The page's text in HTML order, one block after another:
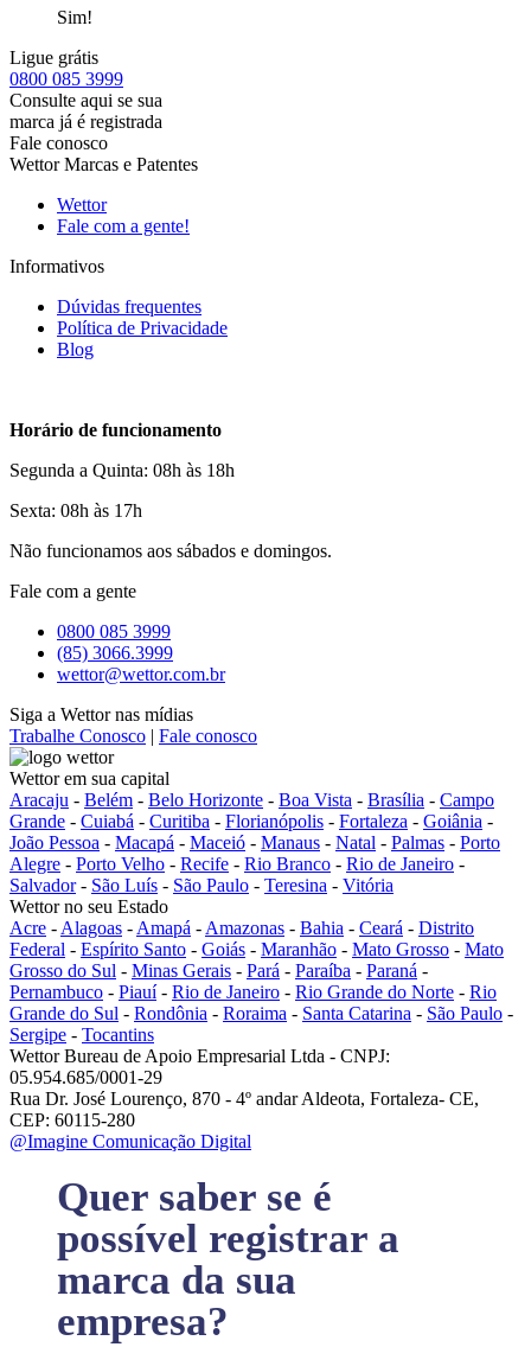
Sim!
Ligue grátis
0800 085 3999
Consulte aqui se sua
marca já é registrada
Fale conosco
Wettor Marcas e Patentes
Wettor
Fale com a gente!
Informativos
Dúvidas frequentes
Política de Privacidade
Blog
Horário de funcionamento
Segunda a Quinta: 08h às 18h
Sexta: 08h às 17h
Não funcionamos aos sábados e domingos.
Fale com a gente
0800 085 3999
(85) 3066.3999
wettor@wettor.com.br
Siga a Wettor nas mídias
Trabalhe Conosco | Fale conosco
Wettor em sua capital
Aracaju - Belém - Belo Horizonte - Boa Vista - Brasília - Campo
Grande - Cuiabá - Curitiba - Florianópolis - Fortaleza - Goiânia -
João Pessoa - Macapá - Maceió - Manaus - Natal - Palmas - Porto
Alegre - Porto Velho - Recife - Rio Branco - Rio de Janeiro -
Salvador- São Luís - São Paulo - Teresina - Vitória
Wettor no seu Estado
Acre - Alagoas - Amapá - Amazonas - Bahia - Ceará - Distrito
Federal - Espírito Santo - Goiás - Maranhão - Mato Grosso - Mato
Grosso do Sul - Minas Gerais - Pará - Paraíba - Paraná -
Pernambuco - Piauí- Rio de Janeiro - Rio Grande do Norte - Rio
Grande do Sul - Rondônia - Roraima - Santa Catarina - São Paulo -
Sergipe - Tocantins
Wettor Bureau de Apoio Empresarial Ltda - CNPJ:
05.954.685/0001-29
Rua Dr. José Lourenço, 870 - 4º andar Aldeota, Fortaleza- CE,
CEP: 60115-280
@Imagine Comunicação Digital
Quer saber se é
possível registrar a
marca da sua
empresa?